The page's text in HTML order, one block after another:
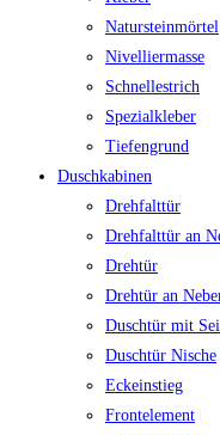
Natursteinmörtel
Nivelliermasse
Schnellestrich
Spezialkleber
Tiefengrund
Duschkabinen
Drehfalttür
Drehfalttür an
Drehtür
Drehtür an
Duschtür mit
Duschtür Nische
Eckeinstieg
Frontelement